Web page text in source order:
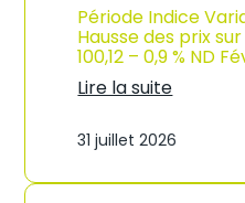
–
2
0
6
a
t
i
n
n
M
Période Indice
Hausse des prix
100,12 – 0,9 % ND
Lire la suite
n
i
31 juillet 2026